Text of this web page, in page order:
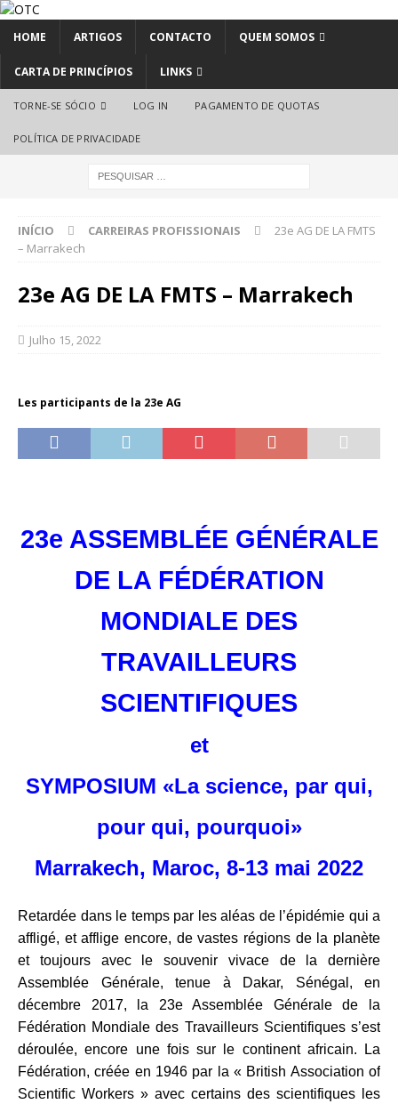
HOME ARTIGOS CONTACTO QUEM SOMOS
CARTA DE PRINCÍPIOS LINKS
TORNE-SE SÓCIO LOG IN PAGAMENTO DE QUOTAS
POLÍTICA DE PRIVACIDADE
INÍCIO CARREIRAS PROFISSIONAIS
23e AG DE LA FMTS
– Marrakech
23e AG DE LA FMTS – Marrakech
Julho 15, 2022
Les participants de la 23e AG
23e ASSEMBLÉE GÉNÉRALE
DE LA FÉDÉRATION
MONDIALE DES
TRAVAILLEURS
SCIENTIFIQUES
et
SYMPOSIUM «La science, par qui,
pour qui, pourquoi»
Marrakech, Maroc, 8-13 mai 2022
Retardée dans le temps par les aléas de l’épidémie qui a
affligé, et afflige encore, de vastes régions de la planète
et toujours avec le souvenir vivace de la dernière
Assemblée Générale, tenue à Dakar, Sénégal, en
décembre 2017, la 23e Assemblée Générale de la
Fédération Mondiale des Travailleurs Scientifiques s’est
déroulée, encore une fois sur le continent africain. La
Fédération, créée en 1946 par la « British Association of
Scientific Workers » avec certains des scientifiques les